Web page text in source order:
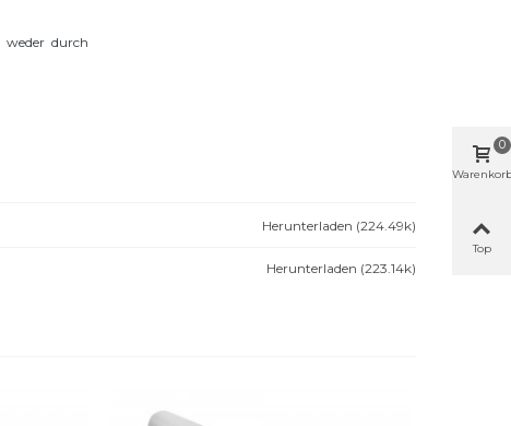
weder durch
Herunterladen (224.49k)
Herunterladen (223.14k)
0
Top